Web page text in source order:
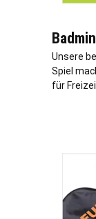
Unsere
Spiel
für